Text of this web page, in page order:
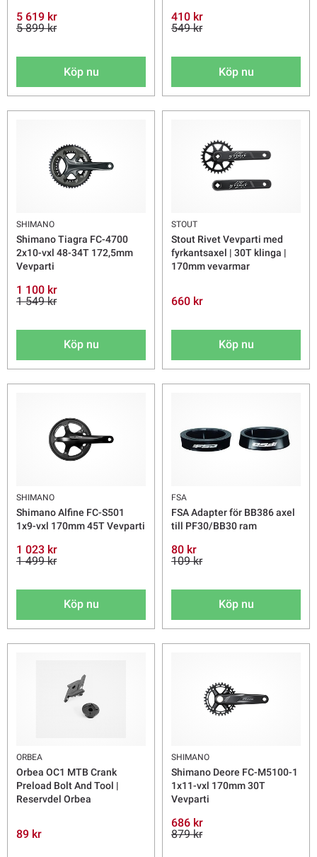
5 619 kr
5 899 kr
Köp nu
410 kr
549 kr
Köp nu
SHIMANO
Shimano Tiagra FC-4700
2x10-vxl 48-34T 172,5mm
Vevparti
1 100 kr
1 549 kr
Köp nu
STOUT
Stout Rivet Vevparti med
fyrkantsaxel | 30T klinga |
170mm vevarmar
660 kr
Köp nu
SHIMANO
Shimano Alfine FC-S501
1x9-vxl 170mm 45T Vevparti
1 023 kr
1 499 kr
Köp nu
FSA
FSA Adapter för BB386 axel
till PF30/BB30 ram
80 kr
109 kr
Köp nu
ORBEA
Orbea OC1 MTB Crank
Preload Bolt And Tool |
Reservdel Orbea
89 kr
SHIMANO
Shimano Deore FC-M5100-1
1x11-vxl 170mm 30T
Vevparti
686 kr
879 kr